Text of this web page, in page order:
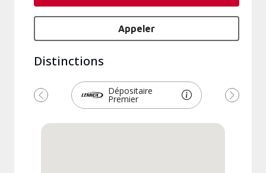
Appeler
Distinctions
Dépositaire
Premier
Précédent Suivant